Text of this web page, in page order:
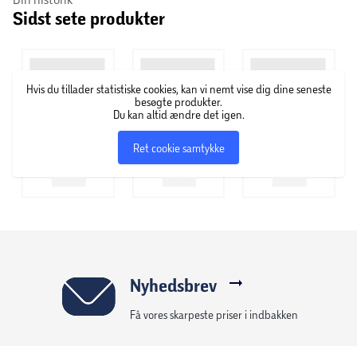
Modstandssystem: magnetisk
Modstandsniveauer: 8
Svinghjul: 6 kg
Justerbart styr
Maksimal brugervægt: 100 kg
Anbefalet brug: hjemmebrug
Sidst sete produkter
Hvis du tillader statistiske cookies, kan vi nemt vise dig dine seneste
besøgte produkter.
Du kan altid ændre det igen.
Ret cookie samtykke
Nyhedsbrev
Få vores skarpeste priser i indbakken